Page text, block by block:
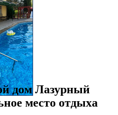
дом Лазурный
место отдыха